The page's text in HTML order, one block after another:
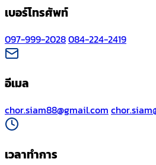
เบอร์โทรศัพท์
097-999-2028084-224-2419
อีเมล
chor.siam88@gmail.com
เวลาทำการ